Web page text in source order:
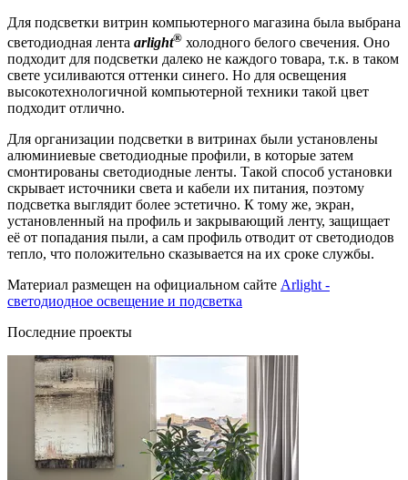
Для подсветки витрин компьютерного магазина была выбрана
светодиодная лента arlight® холодного белого свечения. Оно
подходит для подсветки далеко не каждого товара, т.к. в таком
свете усиливаются оттенки синего. Но для освещения
высокотехнологичной компьютерной техники такой цвет
подходит отлично.
Для организации подсветки в витринах были установлены
алюминиевые светодиодные профили, в которые затем
смонтированы светодиодные ленты. Такой способ установки
скрывает источники света и кабели их питания, поэтому
подсветка выглядит более эстетично. К тому же, экран,
установленный на профиль и закрывающий ленту, защищает
её от попадания пыли, а сам профиль отводит от светодиодов
тепло, что положительно сказывается на их сроке службы.
Материал размещен на официальном сайте Arlight -
светодиодное освещение и подсветка
Последние проекты